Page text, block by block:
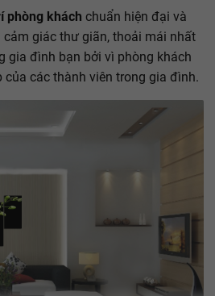
phòng khách chuẩn hiện đại và
giác thư giãn, thoải mái nhất
gia đình bạn bởi vì phòng khách
của các thành viên trong gia đình.